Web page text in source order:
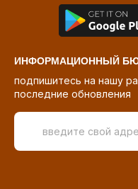
ИНФОРМАЦИОННЫЙ
подпишитесь на нашу
последние обновления